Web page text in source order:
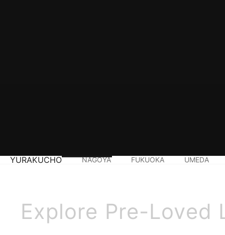
YURAKUCHO NAGOYA FUKUOKA UMEDA
Explore Pre-Loved